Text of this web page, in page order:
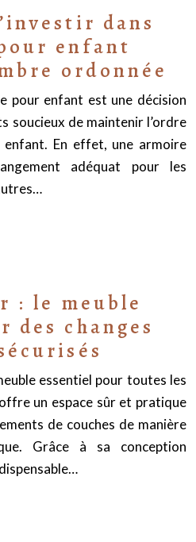
dans
enfant
ordonnée
pour enfant est une décision
soucieux de maintenir l’ordre
enfant. En effet, une armoire
adéquat pour les
: le meuble
des changes
essentiel pour toutes les
un espace sûr et pratique
de couches de manière
Grâce à sa conception